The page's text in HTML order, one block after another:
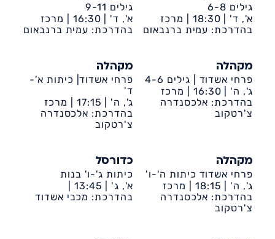
גילים 6-8
א', ד' | 18:30 |
מרכז
קהילתי דיונה
בהדרכת: עמית ברנבאום
גילים 9-11
א', ד' | 16:30 |
מרכז
קהילתי דיונה
בהדרכת: עמית ברנבאום
מקהלה
פרחי אשדוד | גילים 4-6
ג', ה' | 16:30 |
מרכז
קהילתי דיונה
בהדרכת: אלכסנדרה
צ'רטקוב
מקהלה
פרחי אשדוד| כיתות א'-
ד'
ג', ה' | 17:15 |
מרכז
קהילתי דיונה
בהדרכת: אלכסנדרה
צ'רטקוב
מקהלה
פרחי אשדוד כיתות ה'-ו'
ג', ה' | 18:15 |
מרכז
קהילתי דיונה
בהדרכת: אלכסנדרה
צ'רטקוב
כדורסל
כיתות ג'-ו' בנות
א', ג' | 13:45 |
דיונה-ביה״ס אמירים
בהדרכת: מכבי אשדוד